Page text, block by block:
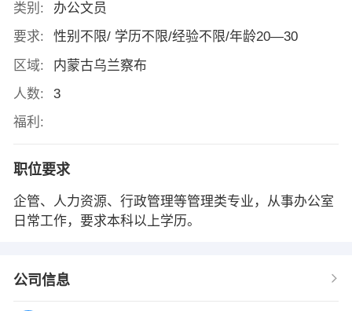
类别:
办公文员
要求:
性别不限/ 学历不限/经验不限/年龄20—30
区域:
内蒙古乌兰察布
人数:
3
福利:
职位要求
企管、人力资源、行政管理等管理类专业，从事办公室
日常工作，要求本科以上学历。
公司信息